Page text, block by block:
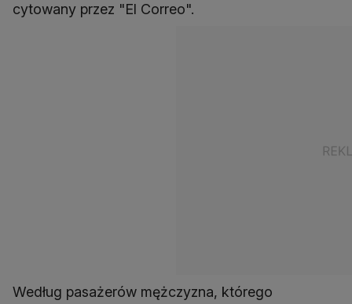
cytowany przez "El Correo".
Według pasażerów mężczyzna, którego